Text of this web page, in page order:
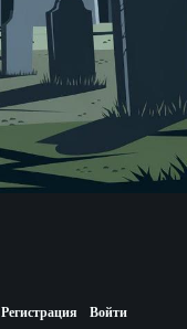
Регистрация Войти